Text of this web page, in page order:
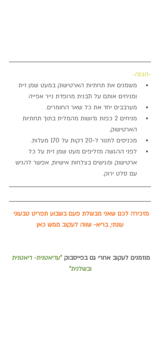
-הכנה-
משמנים את תחתיות הארטישוק במעט שמן זית
ומניחים אותם על תבנית מרופדת נייר אפייה
מערבבים יחד את כל שאר החומרים.
מניחים 2 כפות גדושות מהמלית בתוך תחתיות
הארטישוק.
מכניסים לתנור ל-20 דקות על 170 מעלות.
לפני ההגשה מזליפים מעט שמן זית על כל
ארטישוק ומגישים בצלחות אישיות, אפשר להגיש
עם סלט ירוק.
מזכירה לכם שאני מבשלת פעם בשבוע תפריט טבעוני
עונתי, בריא- שווה לעקוב ממש כאן
מוזמנים לעקוב אחרי גם בפייסבוק "עדיאטנית- דיאטנית
ובשלנית"